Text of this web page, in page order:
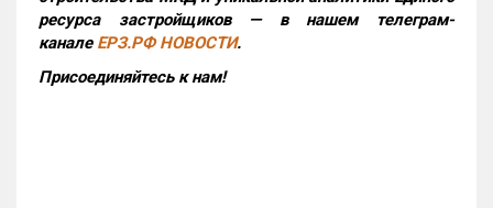
ресурса застройщиков — в нашем телеграм-
канале ЕРЗ.РФ НОВОСТИ.
Присоединяйтесь к нам!